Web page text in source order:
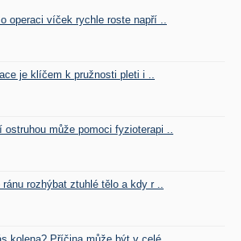
operaci víček rychle roste napří ..
je klíčem k pružnosti pleti i ..
ostruhou může pomoci fyzioterapi ..
ránu rozhýbat ztuhlé tělo a kdy r ..